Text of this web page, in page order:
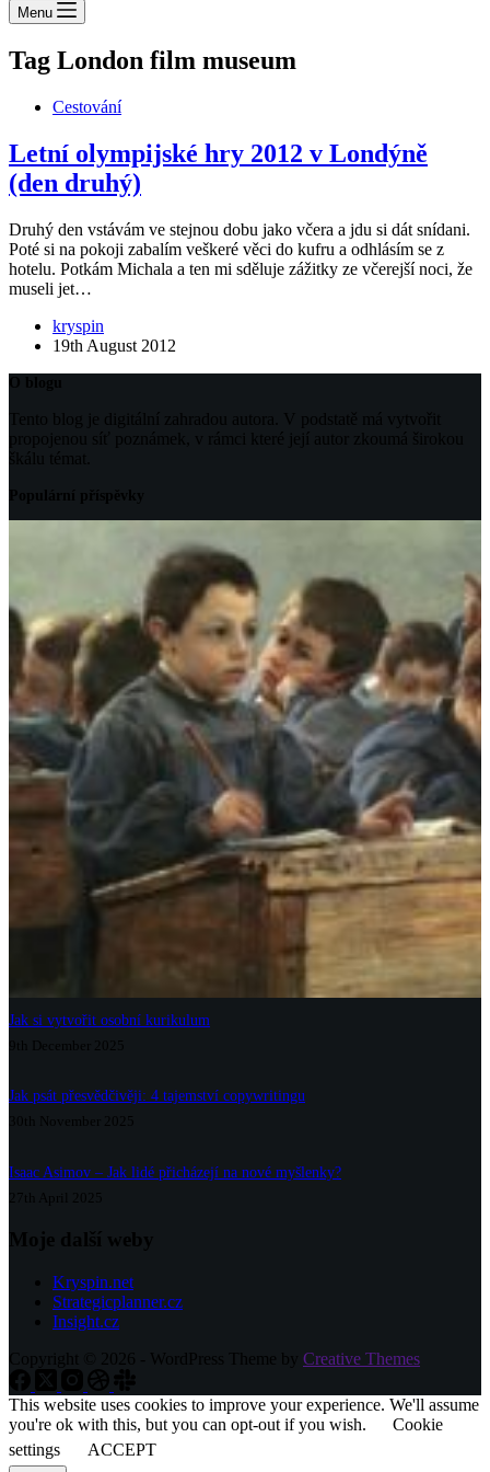
Menu
Tag London film museum
Cestování
Letní olympijské hry 2012 v Londýně
(den druhý)
Druhý den vstávám ve stejnou dobu jako včera a jdu si dát snídani.
Poté si na pokoji zabalím veškeré věci do kufru a odhlásím se z
hotelu. Potkám Michala a ten mi sděluje zážitky ze včerejší noci, že
museli jet…
kryspin
19th August 2012
O blogu
Tento blog je digitální zahradou autora. V podstatě má vytvořit
propojenou síť poznámek, v rámci které její autor zkoumá širokou
škálu témat.
Populární příspěvky
Jak si vytvořit osobní kurikulum
9th December 2025
Jak psát přesvědčivěji: 4 tajemství copywritingu
30th November 2025
Isaac Asimov – Jak lidé přicházejí na nové myšlenky?
27th April 2025
Moje další weby
Kryspin.net
Strategicplanner.cz
Insight.cz
Copyright © 2026 - WordPress Theme by Creative Themes
This website uses cookies to improve your experience. We'll assume
you're ok with this, but you can opt-out if you wish.
Cookie
settings
ACCEPT